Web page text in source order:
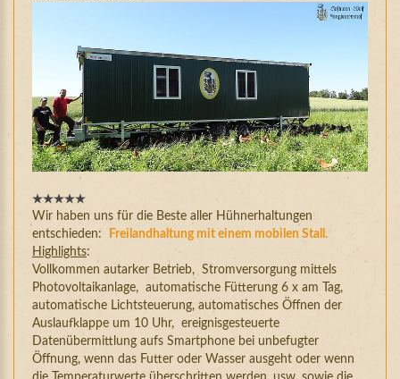
Wir haben uns für die Beste aller Hühnerhaltungen
entschieden:
Freilandhaltung mit einem mobilen Stall.
Highlights:
Vollkommen autarker Betrieb, Stromversorgung mittels
Photovoltaikanlage, automatische Fütterung 6 x am Tag,
automatische Lichtsteuerung, automatisches Öffnen der
Auslaufklappe um 10 Uhr, ereignisgesteuerte
Datenübermittlung aufs Smartphone bei unbefugter
Öffnung, wenn das Futter oder Wasser ausgeht oder wenn